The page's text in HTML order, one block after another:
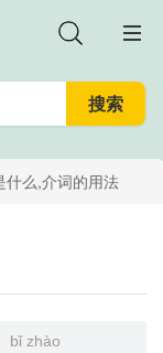
什么,介词的用法
bǐ zhào